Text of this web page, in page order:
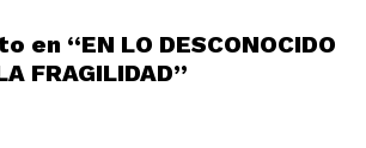
en “EN LO DESCONOCIDO
FRAGILIDAD”